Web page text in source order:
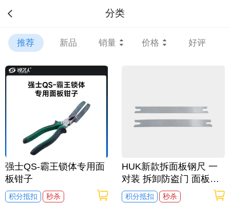
分类
推荐 新品 销量 价格 好评
强士QS-霸王锁体专用面
板钳子
积分抵扣
秒杀
HUK新款拆面板钢尺 一
对装 拆卸防盗门 面板螺
丝工具
积分抵扣
秒杀